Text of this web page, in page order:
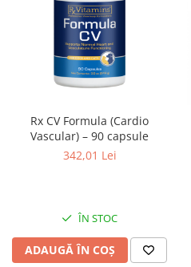
Rx CV Formula (Cardio
Vascular) – 90 capsule
342,01 Lei
ÎN STOC
ADAUGĂ ÎN COȘ